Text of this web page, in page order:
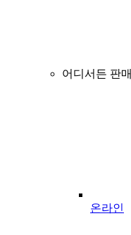
어디서든 판매
온라인